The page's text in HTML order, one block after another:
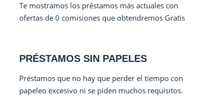
Te mostramos los préstamos más actuales con
ofertas de 0 comisiones que obtendremos Gratis
PRÉSTAMOS SIN PAPELES
Préstamos que no hay que perder el tiempo con
papeleo excesivo ni se piden muchos requisitos.